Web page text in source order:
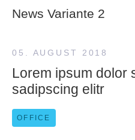
News Variante 2
05. AUGUST 2018
Lorem ipsum dolor
sadipscing elitr
OFFICE